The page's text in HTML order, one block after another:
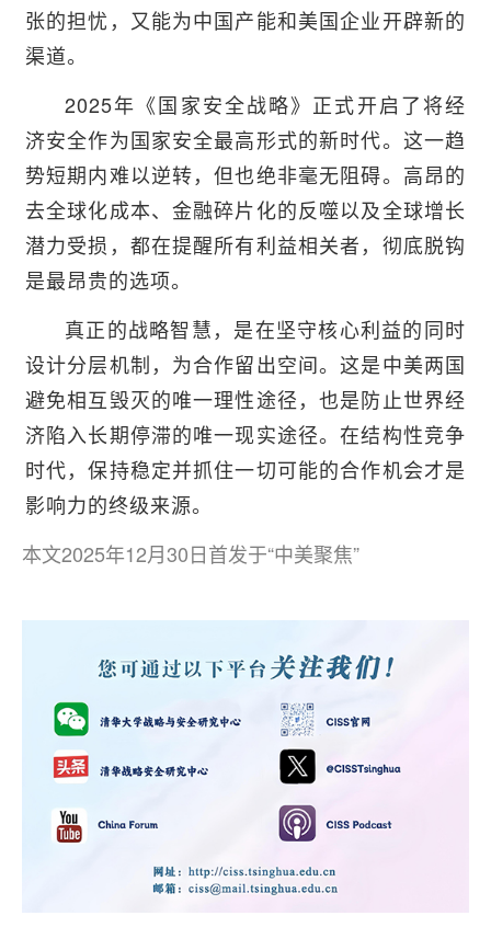
张的担忧，又能为中国产能和美国企业开辟新的
渠道。
2025年《国家安全战略》正式开启了将经
济安全作为国家安全最高形式的新时代。这一趋
势短期内难以逆转，但也绝非毫无阻碍。高昂的
去全球化成本、金融碎片化的反噬以及全球增长
潜力受损，都在提醒所有利益相关者，彻底脱钩
是最昂贵的选项。
真正的战略智慧，是在坚守核心利益的同时
设计分层机制，为合作留出空间。这是中美两国
避免相互毁灭的唯一理性途径，也是防止世界经
济陷入长期停滞的唯一现实途径。在结构性竞争
时代，保持稳定并抓住一切可能的合作机会才是
影响力的终级来源。
本文2025年12月30日首发于“中美聚焦”